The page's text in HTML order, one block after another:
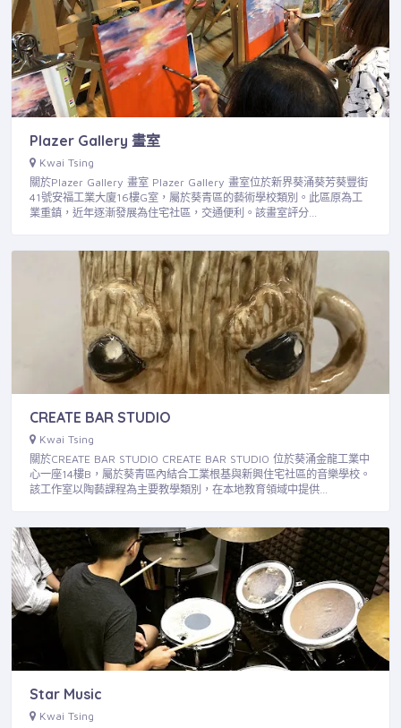
Plazer Gallery 畫室
Kwai Tsing
關於Plazer Gallery 畫室 Plazer Gallery 畫室位於新界葵涌葵芳葵豐街
41號安福工業大廈16樓G室，屬於葵青區的藝術學校類別。此區原為工
業重鎮，近年逐漸發展為住宅社區，交通便利。該畫室評分…
CREATE BAR STUDIO
Kwai Tsing
關於CREATE BAR STUDIO CREATE BAR STUDIO 位於葵涌金龍工業中
心一座14樓B，屬於葵青區內結合工業根基與新興住宅社區的音樂學校。
該工作室以陶藝課程為主要教學類別，在本地教育領域中提供…
Star Music
Kwai Tsing